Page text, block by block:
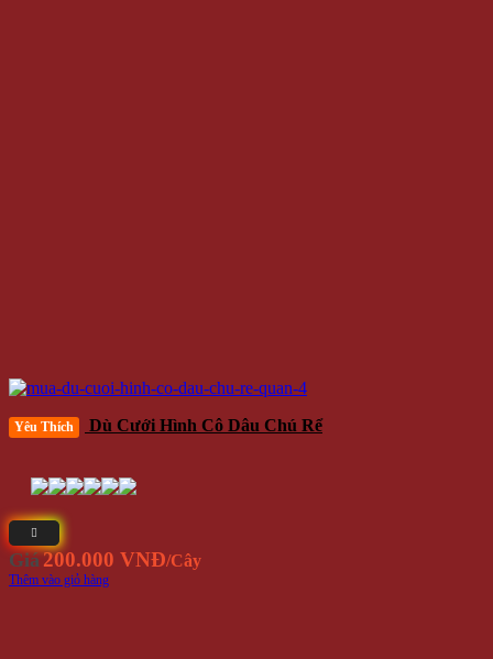
Yêu Thích Dù Cưới Hình Cô Dâu Chú Rể
Giá200.000 VNĐ/Cây
Thêm vào giỏ hàng